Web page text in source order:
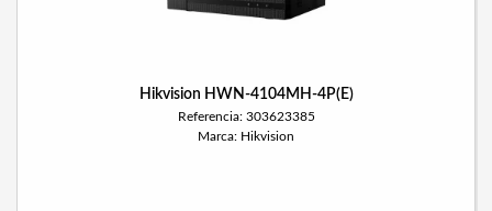
Hikvision HWN-4104MH-4P(E)
Referencia: 303623385
Marca: Hikvision